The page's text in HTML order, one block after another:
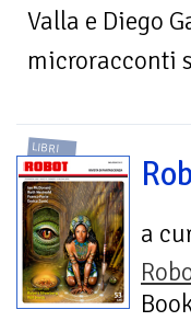
Valla e Diego
microracconti
LIBRI
a